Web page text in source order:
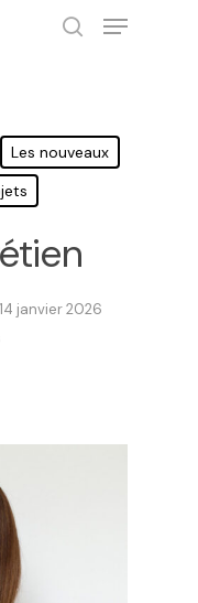
Les nouveaux
14 janvier 2026